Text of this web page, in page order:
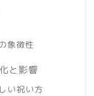
象徴性
と影響
い祝い方